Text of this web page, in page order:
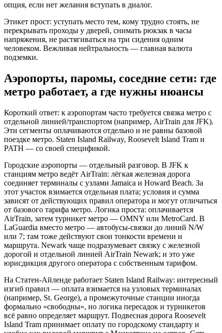
опция, если нет желания вступать в диалог.
Этикет прост: уступать место тем, кому трудно стоять, не
перекрывать проходы у дверей, снимать рюкзак в часы
напряжения, не растягиваться на три сидения одним
человеком. Вежливая нейтральность — главная валюта
подземки.
Аэропорты, паромы, соседние сети: где
метро работает, а где нужны нюансы
Короткий ответ: к аэропортам часто требуется связка метро с
отдельной линией/транспортом (например, AirTrain для JFK).
Эти сегменты оплачиваются отдельно и не равны базовой
поездке метро. Staten Island Railway, Roosevelt Island Tram и
PATH — со своей спецификой.
Городские аэропорты — отдельный разговор. В JFK к
станциям метро ведёт AirTrain: лёгкая железная дорога
соединяет терминалы с узлами Jamaica и Howard Beach. За
этот участок взимается отдельная плата; условия и сумма
зависят от действующих правил оператора и могут отличаться
от базового тарифа метро. Логика проста: оплачивается
AirTrain, затем турникет метро — OMNY или MetroCard. В
LaGuardia вместо метро — автобусы‑связки до линий N/W
или 7; там тоже действуют свои тонкости времени и
маршрута. Newark чаще подразумевает связку с железной
дорогой и отдельной линией AirTrain Newark; и это уже
юрисдикция другого оператора с собственным тарифом.
На Статен‑Айленде работает Staten Island Railway: интересный
изгиб правил — оплата взимается на узловых терминалах
(например, St. George), а промежуточные станции иногда
формально «свободны», но логика пересадок и турникетов
всё равно определяет маршрут. Подвесная дорога Roosevelt
Island Tram принимает оплату по городскому стандарту и